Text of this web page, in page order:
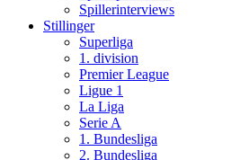
Spillerinterviews
Stillinger
Superliga
1. division
Premier League
Ligue 1
La Liga
Serie A
1. Bundesliga
2. Bundesliga